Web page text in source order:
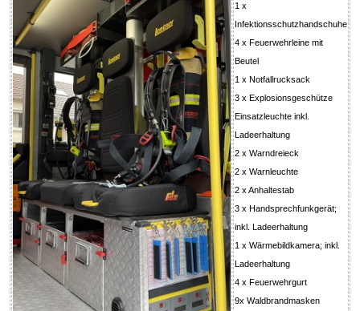
1 x
Infektionsschutzhandschuhe
4 x Feuerwehrleine mit
Beutel
1 x Notfallrucksack
3 x Explosionsgeschütze
Einsatzleuchte inkl.
Ladeerhaltung
2 x Warndreieck
2 x Warnleuchte
2 x Anhaltestab
3 x Handsprechfunkgerät;
inkl. Ladeerhaltung
1 x Wärmebildkamera; inkl.
Ladeerhaltung
4 x Feuerwehrgurt
9x Waldbrandmasken